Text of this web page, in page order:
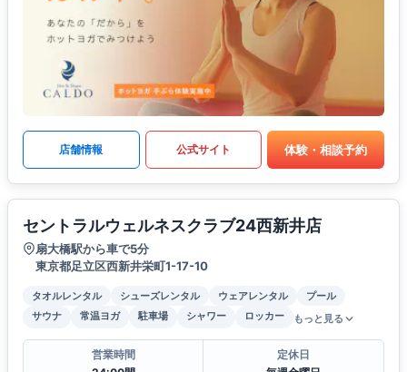
店舗情報 公式サイト 体験・相談予約
セントラルウェルネスクラブ24西新井店
扇大橋駅から車で5分
東京都足立区西新井栄町1-17-10
タオルレンタル シューズレンタル ウェアレンタル
プール
サウナ
常温ヨガ 駐車場 シャワー ロッカー もっと見る
営業時間
定休日